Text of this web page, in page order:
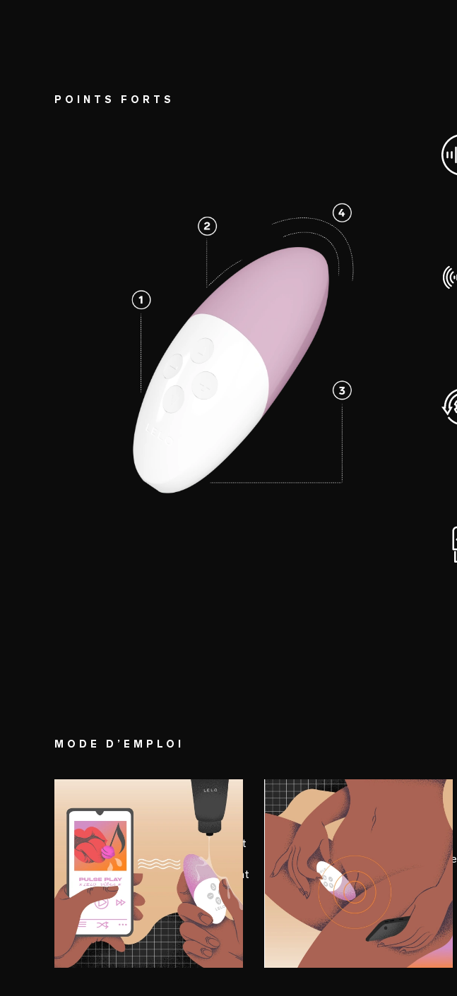
POINTS FORTS
MODE D’EMPLOI
Préliminaires
Lancez votre playlist préférée et
synchronisez votre SIRI™ 3.
Appliquez la quantité de lubrifiant
intime LELO souhaitée sur votre
appareil et sur votre corps pour
une meilleure expérience.
ÉTAPE 2
Lancez-vous
Allumez l’appareil et explorez
doucement l’effet des modes de
plaisir.